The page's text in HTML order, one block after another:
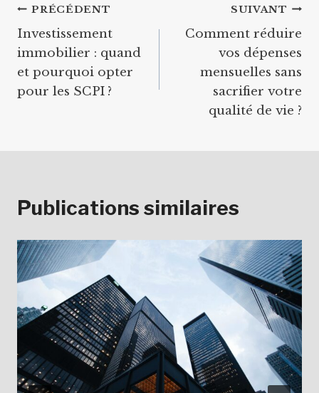
Navigation
de
l’article
PRÉCÉDENT
Investissement
immobilier : quand
et pourquoi opter
pour les SCPI ?
SUIVANT
Comment réduire
vos dépenses
mensuelles sans
sacrifier votre
qualité de vie ?
Publications similaires